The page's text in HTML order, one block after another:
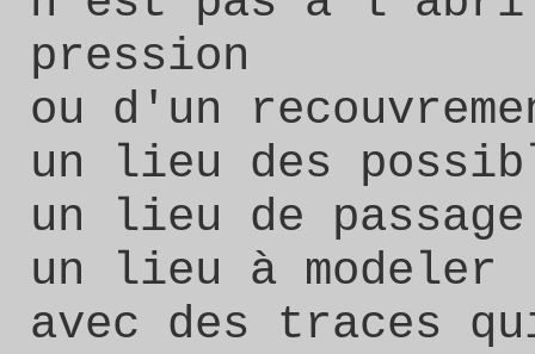
pression
ou d'un
un lieu des
un lieu de passage
un lieu à modeler
avec des traces